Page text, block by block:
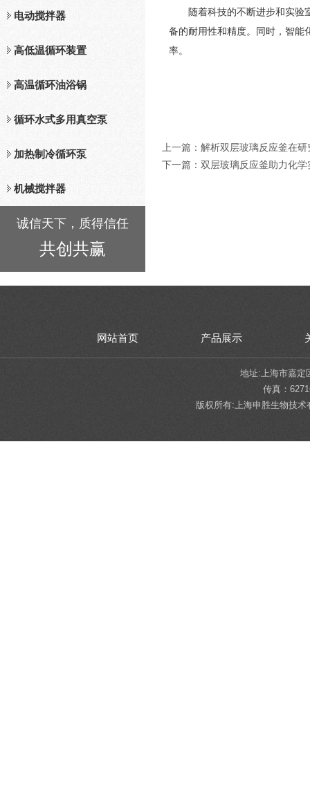
随着科技的不断进步和实验室
备的耐用性和精度。同时，智能
率。
上一篇： 解析双层玻璃反应釜在
下一篇： 双层玻璃反应釜助力化
电动搅拌器
高低温循环装置
高温循环油浴锅
循环水式多用真空泵
加热制冷循环泵
机械搅拌器
诚信天下，质得信任
共创共赢
网站首页 产品展示
地址:上海市嘉定
传真：
版权所有:上海申胜生物技